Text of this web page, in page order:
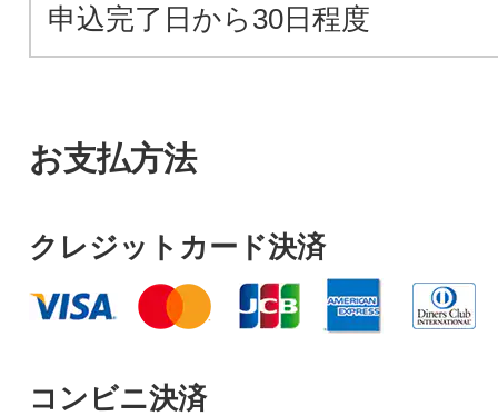
申込完了日から30日程度
お支払方法
クレジットカード決済
コンビニ決済